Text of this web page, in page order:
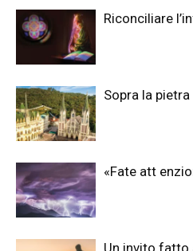
Riconciliare
Sopra la
«Fate att
Un invito fatto